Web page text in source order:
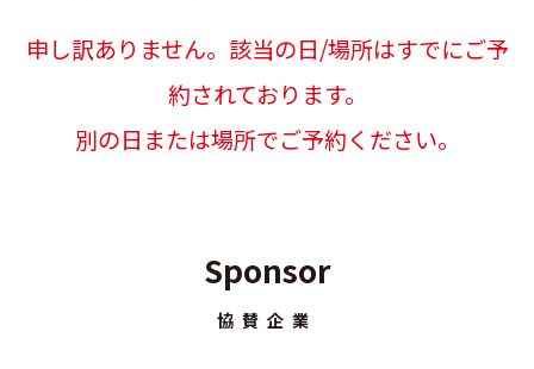
申し訳ありません。該当の日/場所はすでにご予
約されております。
別の日または場所でご予約ください。
Sponsor
協賛企業